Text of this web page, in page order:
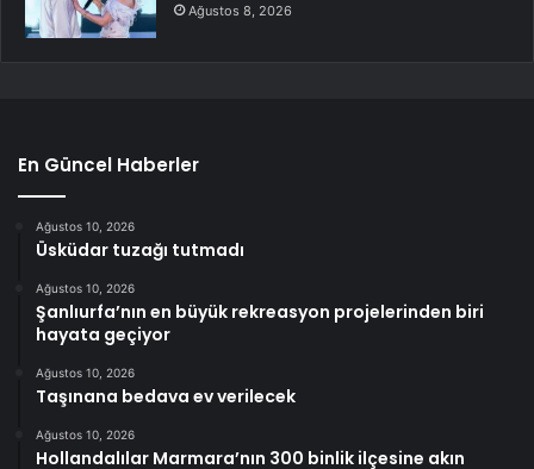
Ağustos 8, 2026
En Güncel Haberler
Ağustos 10, 2026
Üsküdar tuzağı tutmadı
Ağustos 10, 2026
Şanlıurfa’nın en büyük rekreasyon projelerinden biri
hayata geçiyor
Ağustos 10, 2026
Taşınana bedava ev verilecek
Ağustos 10, 2026
Hollandalılar Marmara’nın 300 binlik ilçesine akın